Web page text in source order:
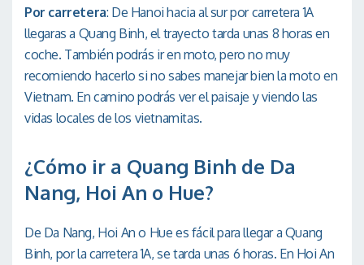
Por carretera: De Hanoi hacia al sur por carretera 1A
llegaras a Quang Binh, el trayecto tarda unas 8 horas en
coche. También podrás ir en moto, pero no muy
recomiendo hacerlo si no sabes manejar bien la moto en
Vietnam. En camino podrás ver el paisaje y viendo las
vidas locales de los vietnamitas.
¿Cómo ir a Quang Binh de Da
Nang, Hoi An o Hue?
De Da Nang, Hoi An o Hue es fácil para llegar a Quang
Binh, por la carretera 1A, se tarda unas 6 horas. En Hoi An